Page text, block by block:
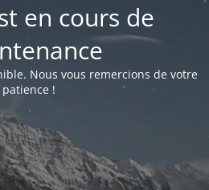
en cours de
Nous vous remercions de votre
patience !